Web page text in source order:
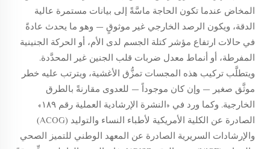
المخاض عندما تكون الحاجة ماسَّةً إلى بيانات مستمرة عالية
الدقة، ويكون الرصد الخارجي غير موثوقٍ — وهو ما يحدث عادةً
في حالات ارتفاع مؤشر كتلة الجسم لدى الأم، أو الحركة الجنينية
المفرطة، أو أنماط معدل ضربات قلب الجنين غير المحدَّدة.
ويتطلَّب تركيب هذه المجسات تمزُّق الأغشية، ويترتب عليه خطر
موثَّق صغير — وإن كان موجوداً — للعدوى مقارنةً بالطرق
الخارجية. وكما ورد في «النشرة الإرشادية العملية رقم ١٨٩»
الصادرة عن الكلية الأمريكية لأطباء النساء والتوليد (ACOG)
والإرشادات السريرية الصادرة عن المعهد الوطني للتميز الصحي